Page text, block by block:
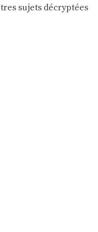
sujets décryptées